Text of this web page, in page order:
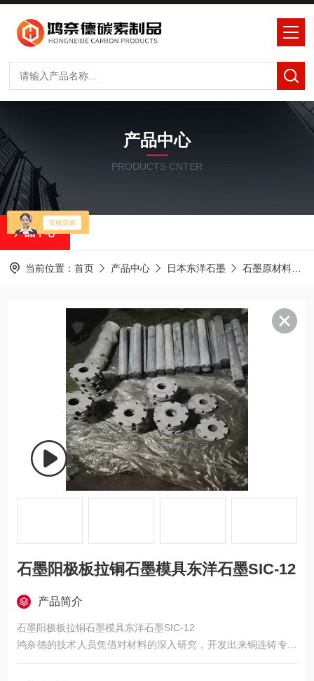
产品中心
PRODUCTS CNTER
产品中心
当前位置： 首页 产品中心 日本东洋石墨 石墨原材料
石墨阳极板拉铜石墨模具东洋石墨SIC-12
产品简介
石墨阳极板拉铜石墨模具东洋石墨SIC-12
鸿奈德的技术人员凭借对材料的深入研究，开发出来铜连铸专用
材料。客户用此制造的金属结晶器，其硬度、耐磨度、耐氧化性